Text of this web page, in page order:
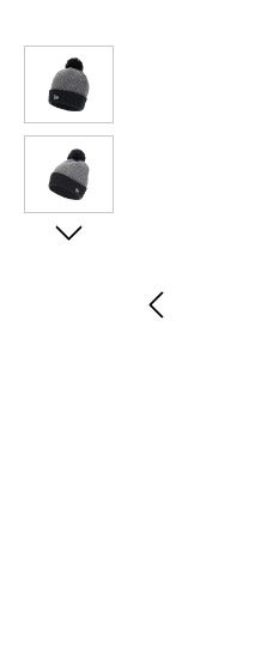
Bildergalerie überspringen